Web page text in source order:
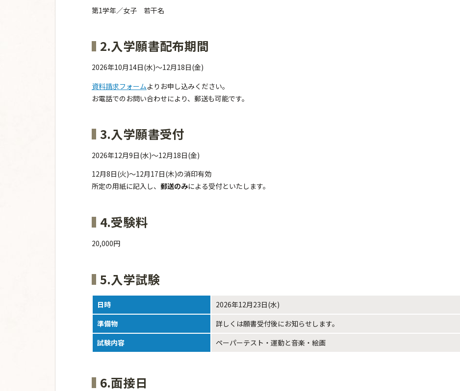
第1学年／女子 若干名
2.入学願書配布期間
2026年10月14日(水)～12月18日(金)
資料請求フォームよりお申し込みください。
お電話でのお問い合わせにより、郵送も可能です。
3.入学願書受付
2026年12月9日(水)～12月18日(金)
12月8日(火)～12月17日(木)の消印有効
所定の用紙に記入し、 郵送のみによる受付といたします。
4.受験料
20,000円
5.入学試験
日時
2026年12月23日(水)
準備物
詳しくは願書受付後にお知らせします。
試験内容
ペーパーテスト・運動と音楽・絵画
6.面接日